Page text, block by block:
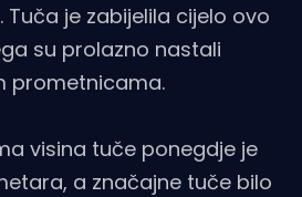
je zabijelila cijelo ovo
su prolazno nastali
prometnicama.
visina tuče ponegdje je
a značajne tuče bilo